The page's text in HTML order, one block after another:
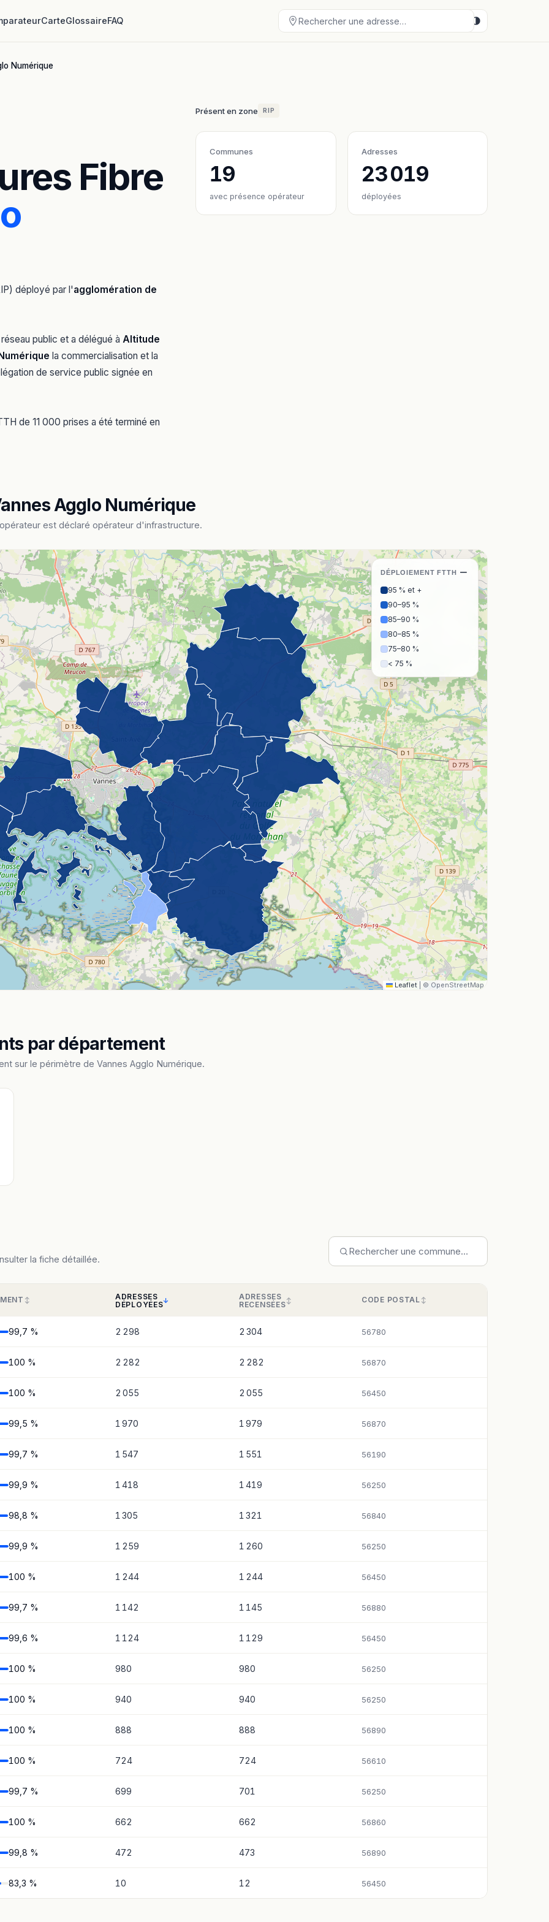
CarteGlossaireFAQ
Numérique
Fibre
déployé par l'agglomération de
public et a délégué à Altitude
la commercialisation et la
de service public signée en
de 11 000 prises a été terminé en
Présent en zone RIP
Communes
19
avec présence opérateur
Adresses
23 019
déployées
Agglo Numérique
est déclaré opérateur d'infrastructure.
DÉPLOIEMENT FTTH −
95 % et +
90–95 %
85–90 %
80–85 %
75–80 %
< 75 %
Leaflet © OpenStreetMap
par département
sur le périmètre de Vannes Agglo Numérique.
la fiche détaillée.
ADRESSES
DÉPLOYÉES
ADRESSES
RECENSÉES
CODE POSTAL
99,7 % 2 298 2 304 56780
100 % 2 282 2 282 56870
100 % 2 055 2 055 56450
99,5 % 1 970 1 979 56870
99,7 % 1 547 1 551 56190
99,9 % 1 418 1 419 56250
98,8 % 1 305 1 321 56840
99,9 % 1 259 1 260 56250
100 % 1 244 1 244 56450
99,7 % 1 142 1 145 56880
99,6 % 1 124 1 129 56450
100 % 980 980 56250
100 % 940 940 56250
100 % 888 888 56890
100 % 724 724 56610
99,7 % 699 701 56250
100 % 662 662 56860
99,8 % 472 473 56890
83,3 % 10 12 56450